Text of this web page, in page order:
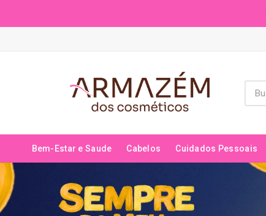
Bem-Estar e Saude Cabelos Cuidados Pessoais